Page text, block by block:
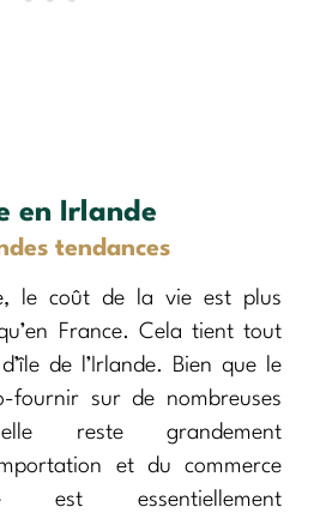
en Irlande
tendances
le coût de la vie est plus
France. Cela tient tout
de l’Irlande. Bien que le
fournir sur de nombreuses
elle reste grandement
et du commerce
est essentiellement